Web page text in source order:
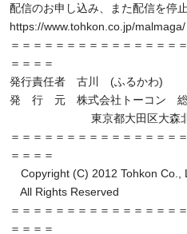
配信のお申し込み、また配信を停
https://www.tohkon.co.jp/malmaga/
＝＝＝＝＝＝＝＝＝＝＝＝＝＝＝
＝＝＝＝
発行責任者 古川 (ふるかわ)
発 行 元 株式会社トーコン 総
東京都大田区大森北
＝＝＝＝＝＝＝＝＝＝＝＝＝＝＝
＝＝＝＝
Copyright (C) 2012 Tohkon Co.,
All Rights Reserved
＝＝＝＝＝＝＝＝＝＝＝＝＝＝＝
＝＝＝＝